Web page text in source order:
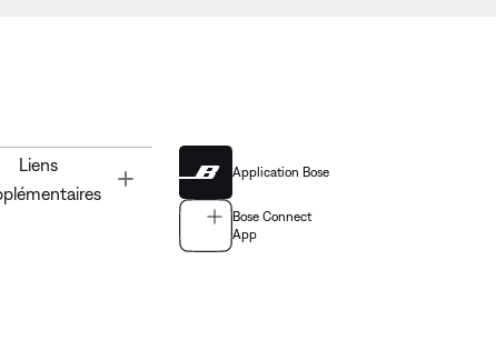
Liens
Application Bose
Bose Connect
App